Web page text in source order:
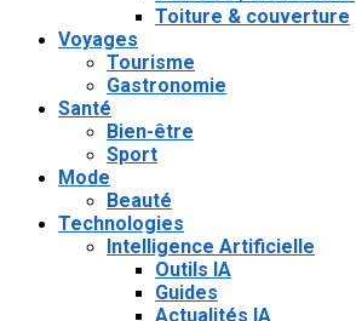
Toiture & couverture
Voyages
Tourisme
Gastronomie
Santé
Bien-être
Sport
Mode
Beauté
Technologies
Intelligence Artificielle
Outils IA
Guides
Actualités IA